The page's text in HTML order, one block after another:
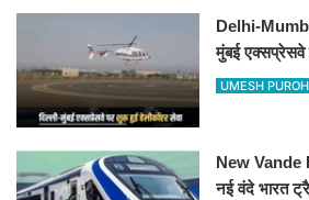
Delhi-
मुंबई एक्सप्रेसवे
हेलीकॉप्टर
UMESH
New
नई वंदे भारत